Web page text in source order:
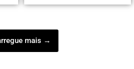
mais →